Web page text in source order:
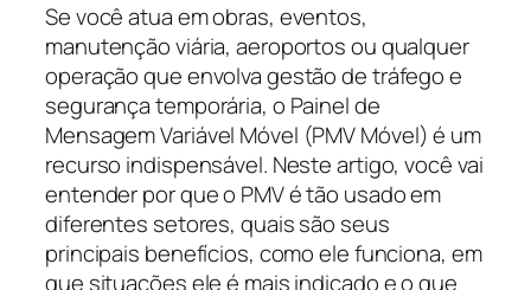
Se você atua em obras, eventos,
manutenção viária, aeroportos ou qualquer
operação que envolva gestão de tráfego e
segurança temporária, o Painel de
Mensagem Variável Móvel (PMV Móvel) é um
recurso indispensável. Neste artigo, você vai
entender por que o PMV é tão usado em
diferentes setores, quais são seus
principais benefícios, como ele funciona, em
que situações ele é mais indicado e o que